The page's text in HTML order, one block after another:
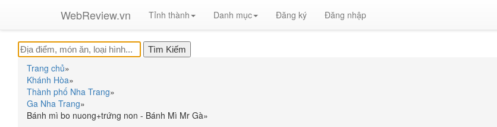
WebReview.vn Tỉnh thành Danh mục Đăng ký Đăng nhập
Trang chủ»
Khánh Hòa»
Thành phố Nha Trang»
Ga Nha Trang»
Bánh mì bo nuong+trứng non - Bánh Mì Mr Gà»